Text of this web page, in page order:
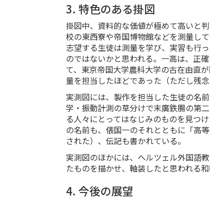
3. 特色のある掛図
掛図中、資料的な価値が極めて高いと
校の東西寮や帝国博物館などを測量し
志望する生徒は測量を学び、実習も行
のではないかと思われる。一高は、正
て、東京帝国大学農科大学の古在由直
量を担当したほどであった（ただし残
実測図には、製作を担当した生徒の名
学・振動計測の草分けで末廣鉄腸の第
る人々にとってはなじみのものを見つ
の名前も、俵国一のそれとともに「高
された）、伝記も書かれている。
実測図のほかには、ヘルツェル外国語
たものを描かせ、軸装したと思われる
4. 今後の展望